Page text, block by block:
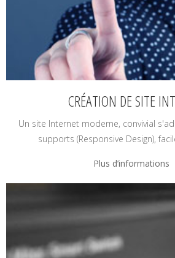
CRÉATION DE SITE
Un site Internet moderne, convivial
supports (Responsive Design),
Plus d’informations